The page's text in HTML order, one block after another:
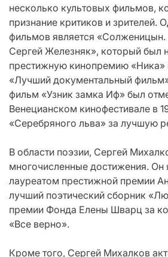
несколько культовых фильмов,
признание критиков и зрителей.
фильмов является «Солженицын.
Сергей Железняк», который был
престижную кинопремию «Ника»
«Лучший документальный
фильм «Узник замка Иф» был
Венецианском кинофестивале в
«Серебряного льва» за лучшую
В области поэзии, Сергей
многочисленные достижения. Он
лауреатом престижной премии
лучший поэтический сборник
премии Фонда Елены Шварц за
«Все верно».
Кроме того, Сергей Михалков